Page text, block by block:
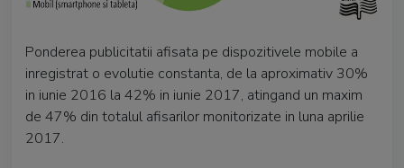
Ponderea publicitatii afisata pe dispozitivele mobile a
inregistrat o evolutie constanta, de la aproximativ 30%
in iunie 2016 la 42% in iunie 2017, atingand un maxim
de 47% din totalul afisarilor monitorizate in luna aprilie
2017.